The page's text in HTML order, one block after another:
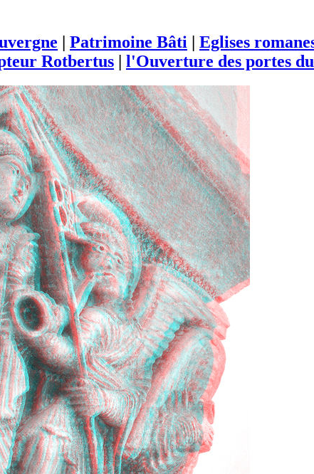
| Patrimoine Bâti | Eglises
Rotbertus | l'Ouverture des portes